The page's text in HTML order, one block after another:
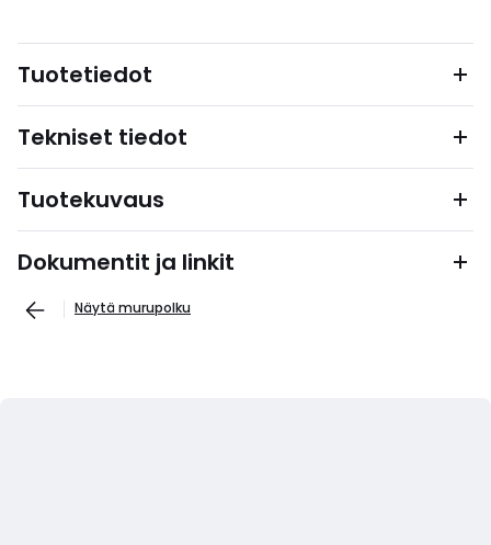
Tuotetiedot
Tekniset tiedot
Tuotekuvaus
Dokumentit ja linkit
Näytä murupolku